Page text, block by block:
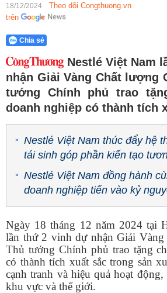
18/12/2024
Theo dõi Congthuong.vn
trên
Chia sẻ
Nestlé Việt Nam
nhận Giải Vàng Chất lượng
tướng Chính phủ trao
doanh nghiệp có thành tích
Nestlé Việt Nam thúc đẩy hệ
tái sinh góp phần kiến tạo
Nestlé Việt Nam đồng hành
doanh nghiệp tiến vào kỷ
Ngày 18 tháng 12 năm 2024 tại
lần thứ 2 vinh dự nhận Giải
Thủ tướng Chính phủ trao tặng
có thành tích xuất sắc trong sản
cạnh tranh và hiệu quả hoạt
khu vực và thế giới.